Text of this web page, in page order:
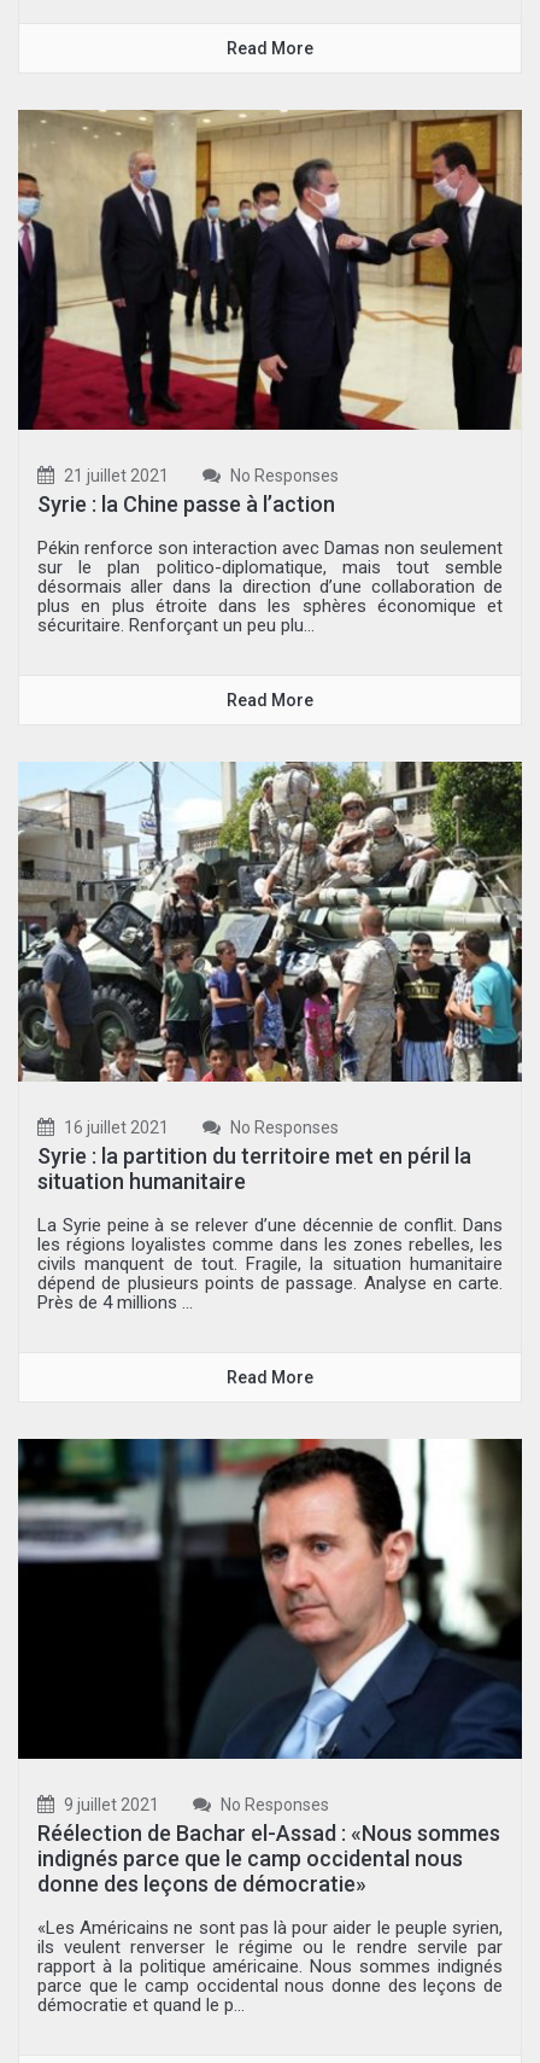
Read More
21 juillet 2021 No Responses
Syrie : la Chine passe à l’action
Pékin renforce son interaction avec Damas non seulement
sur le plan politico-diplomatique, mais tout semble
désormais aller dans la direction d’une collaboration de
plus en plus étroite dans les sphères économique et
sécuritaire. Renforçant un peu plu...
Read More
16 juillet 2021 No Responses
Syrie : la partition du territoire met en péril la
situation humanitaire
La Syrie peine à se relever d’une décennie de conflit. Dans
les régions loyalistes comme dans les zones rebelles, les
civils manquent de tout. Fragile, la situation humanitaire
dépend de plusieurs points de passage. Analyse en carte.
Près de 4 millions ...
Read More
9 juillet 2021 No Responses
Réélection de Bachar el-Assad : «Nous sommes
indignés parce que le camp occidental nous
donne des leçons de démocratie»
«Les Américains ne sont pas là pour aider le peuple syrien,
ils veulent renverser le régime ou le rendre servile par
rapport à la politique américaine. Nous sommes indignés
parce que le camp occidental nous donne des leçons de
démocratie et quand le p...